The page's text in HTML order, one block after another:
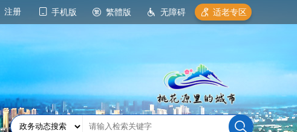
注册 手机版 繁體版 无障碍 适老专区